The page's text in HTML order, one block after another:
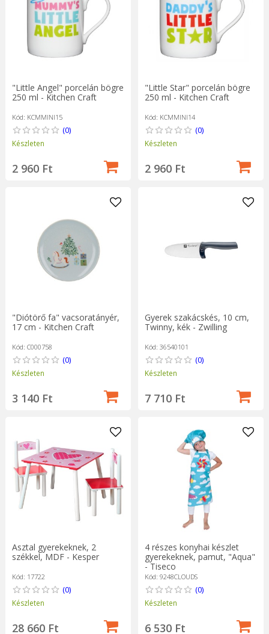
"Little Angel" porcelán bögre
250 ml - Kitchen Craft
Kód: KCMMINI15
(0)
Készleten
2 960 Ft
"Little Star" porcelán bögre
250 ml - Kitchen Craft
Kód: KCMMINI14
(0)
Készleten
2 960 Ft
"Diótörő fa" vacsoratányér,
17 cm - Kitchen Craft
Kód: C000758
(0)
Készleten
3 140 Ft
Gyerek szakácskés, 10 cm,
Twinny, kék - Zwilling
Kód: 36540101
(0)
Készleten
7 710 Ft
Asztal gyerekeknek, 2
székkel, MDF - Kesper
Kód: 17722
(0)
Készleten
28 660 Ft
4 részes konyhai készlet
gyerekeknek, pamut, "Aqua"
- Tiseco
Kód: 9248CLOUDS
(0)
Készleten
6 530 Ft